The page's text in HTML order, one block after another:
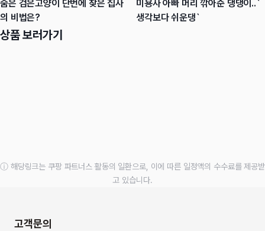
숨은 검은고양이 단번에 찾은 집사
의 비법은?
미용사 아빠 머리 깎아준 댕댕이..`
생각보다 쉬운댕`
상품 보러가기
ⓘ 해당링크는 쿠팡 파트너스 활동의 일환으로, 이에 따른 일정액의 수수료를 제공받
고 있습니다.
고객문의